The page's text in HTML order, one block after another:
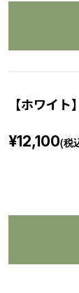
【ホワイ
¥12,100(税